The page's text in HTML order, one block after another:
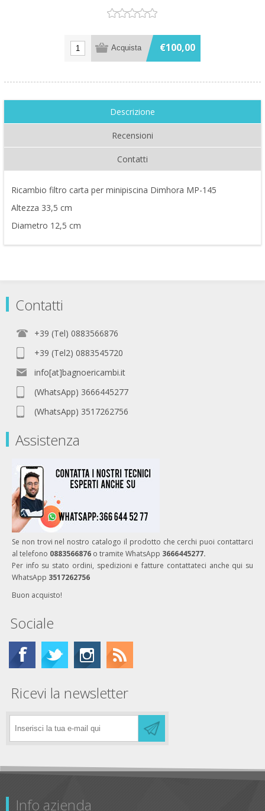
€100,00
Descrizione
Recensioni
Contatti
Ricambio filtro carta per minipiscina Dimhora MP-145
Altezza 33,5 cm
Diametro 12,5 cm
Contatti
+39 (Tel) 0883566876
+39 (Tel2) 0883545720
info[at]bagnoericambi.it
(WhatsApp) 3666445277
(WhatsApp) 3517262756
Assistenza
Se non trovi nel nostro catalogo il prodotto che cerchi puoi contattarci
al telefono 0883566876 o tramite WhatsApp 3666445277.
Per info su stato ordini, spedizioni e fatture contattateci anche qui su
WhatsApp 3517262756
Buon acquisto!
Sociale
Ricevi la newsletter
Info azienda